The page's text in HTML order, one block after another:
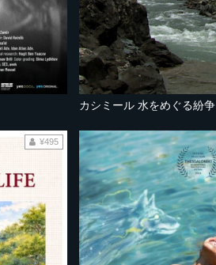
カシミール 水をめぐる紛争
¥495